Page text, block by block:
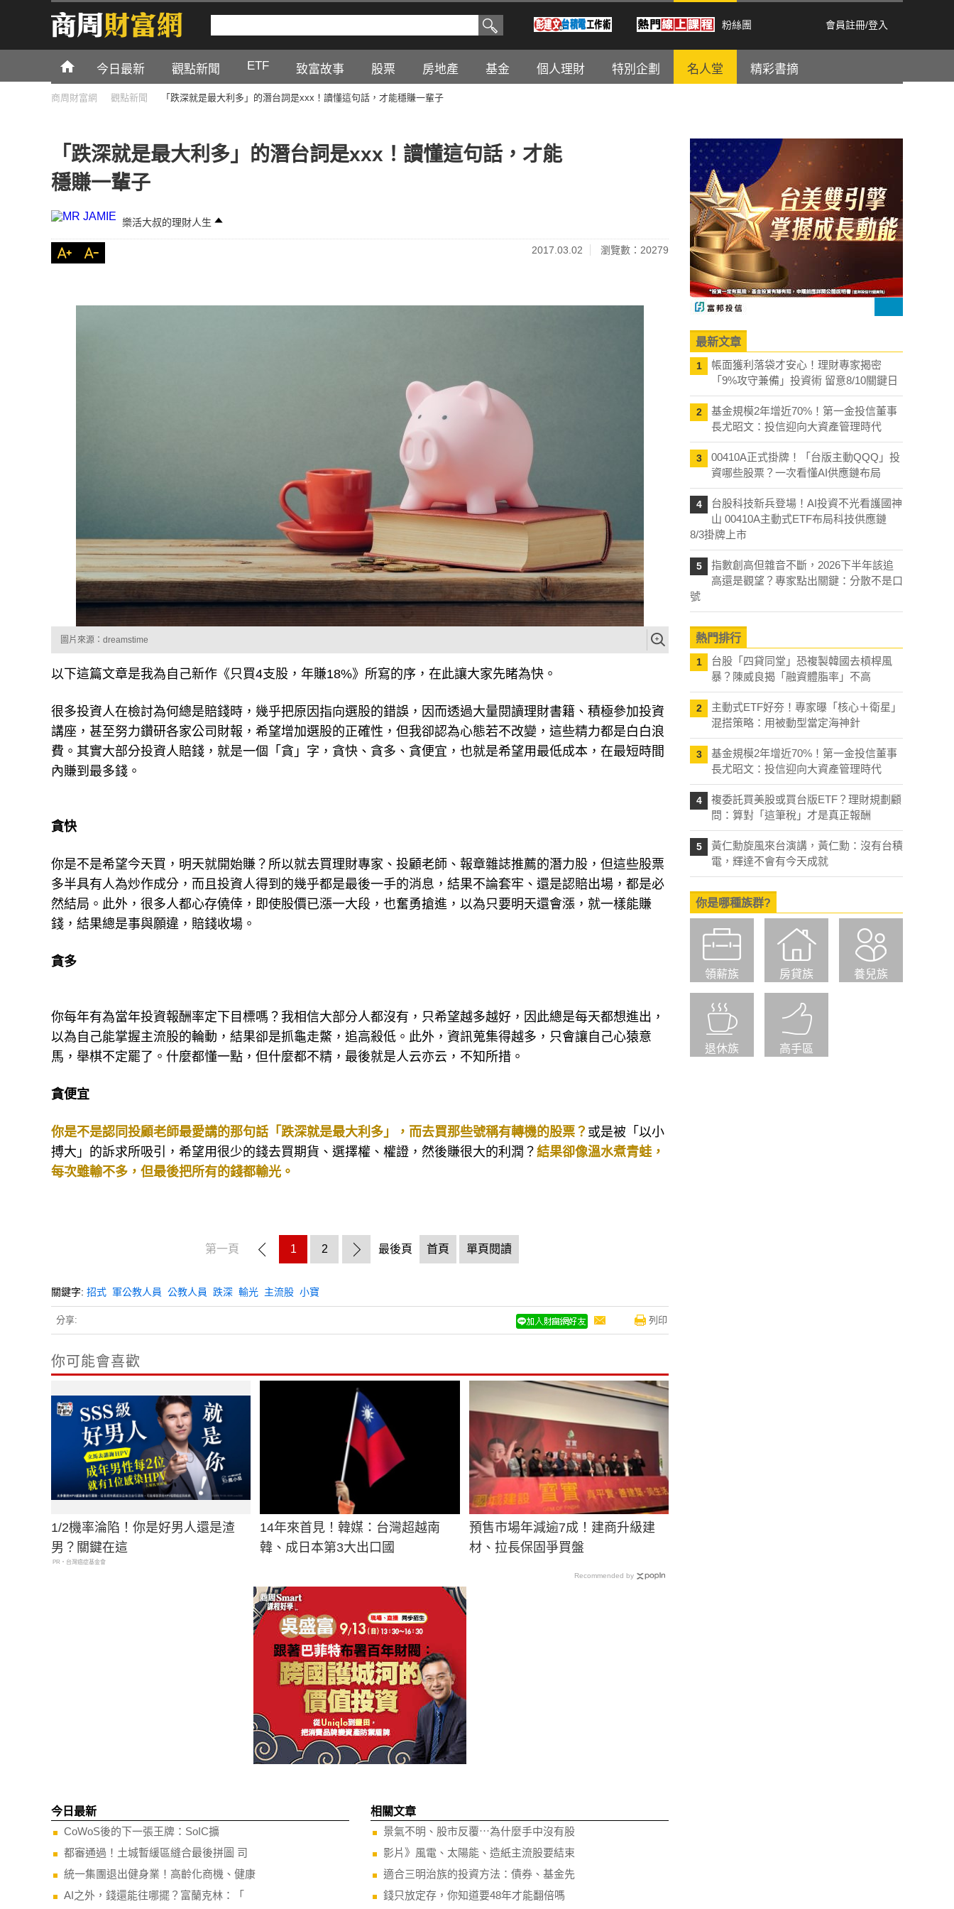
粉絲團 會員註冊/登入
今日最新 觀點新聞 ETF 致富故事 股票 房地產 基金 個人理財 特別企劃 名人堂 精彩書摘
商周財富網 觀點新聞 「跌深就是最大利多」的潛台詞是xxx！讀懂這句話，才能穩賺一輩子
「跌深就是最大利多」的潛台詞是xxx！讀懂這句話，才能
穩賺一輩子
樂活大叔的理財人生
2017.03.02 瀏覽數：20279
圖片來源：dreamstime
以下這篇文章是我為自己新作《只買4支股，年賺18%》所寫的序，在此讓大家先睹為快。
很多投資人在檢討為何總是賠錢時，幾乎把原因指向選股的錯誤，因而透過大量閱讀理財書籍、積極參加投資
講座，甚至努力鑽研各家公司財報，希望增加選股的正確性，但我卻認為心態若不改變，這些精力都是白白浪
費。其實大部分投資人賠錢，就是一個「貪」字，貪快、貪多、貪便宜，也就是希望用最低成本，在最短時間
內賺到最多錢。
貪快
你是不是希望今天買，明天就開始賺？所以就去買理財專家、投顧老師、報章雜誌推薦的潛力股，但這些股票
多半具有人為炒作成分，而且投資人得到的幾乎都是最後一手的消息，結果不論套牢、還是認賠出場，都是必
然結局。此外，很多人都心存僥倖，即使股價已漲一大段，也奮勇搶進，以為只要明天還會漲，就一樣能賺
錢，結果總是事與願違，賠錢收場。
貪多
你每年有為當年投資報酬率定下目標嗎？我相信大部分人都沒有，只希望越多越好，因此總是每天都想進出，
以為自己能掌握主流股的輪動，結果卻是抓龜走鱉，追高殺低。此外，資訊蒐集得越多，只會讓自己心猿意
馬，舉棋不定罷了。什麼都懂一點，但什麼都不精，最後就是人云亦云，不知所措。
貪便宜
你是不是認同投顧老師最愛講的那句話「跌深就是最大利多」，而去買那些號稱有轉機的股票？ 或是被「以小
搏大」的訴求所吸引，希望用很少的錢去買期貨、選擇權、權證，然後賺很大的利潤？ 結果卻像溫水煮青蛙，
每次雖輸不多，但最後把所有的錢都輸光。
第一頁 1 2 最後頁 首頁 單頁閱讀
關鍵字: 招式 軍公教人員 公教人員 跌深 輸光 主流股 小寶
分享: 列印
你可能會喜歡
1/2機率淪陷！你是好男人還是渣
男？關鍵在這
PR・台灣癌症基金會
14年來首見！韓媒：台灣超越南
韓、成日本第3大出口國
預售市場年減逾7成！建商升級建
材、拉長保固爭買盤
Recommended by
今日最新
CoWoS後的下一張王牌：SoIC擴
都審通過！土城暫緩區縫合最後拼圖 司
統一集團退出健身業！高齡化商機、健康
AI之外，錢還能往哪擺？富蘭克林：「
相關文章
景氣不明、股市反覆⋯為什麼手中沒有股
影片》風電、太陽能、造紙主流股要結束
適合三明治族的投資方法：債券、基金先
錢只放定存，你知道要48年才能翻倍嗎
最新文章
1
帳面獲利落袋才安心！理財專家揭密
「9%攻守兼備」投資術 留意8/10關鍵日
2
基金規模2年增近70%！第一金投信董事
長尤昭文：投信迎向大資產管理時代
3
00410A正式掛牌！「台版主動QQQ」投
資哪些股票？一次看懂AI供應鏈布局
4
台股科技新兵登場！AI投資不光看護國神
山 00410A主動式ETF布局科技供應鏈
8/3掛牌上市
5
指數創高但雜音不斷，2026下半年該追
高還是觀望？專家點出關鍵：分散不是口
號
熱門排行
1
台股「四貸同堂」恐複製韓國去槓桿風
暴？陳威良揭「融資體脂率」不高
2
主動式ETF好夯！專家曝「核心＋衛星」
混搭策略：用被動型當定海神針
3
基金規模2年增近70%！第一金投信董事
長尤昭文：投信迎向大資產管理時代
4
複委託買美股或買台版ETF？理財規劃顧
問：算對「這筆稅」才是真正報酬
5
黃仁勳旋風來台演講，黃仁勳：沒有台積
電，輝達不會有今天成就
你是哪種族群?
領薪族 房貸族 養兒族
退休族 高手區